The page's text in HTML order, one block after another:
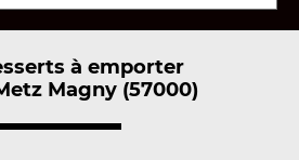
à emporter
Magny (57000)